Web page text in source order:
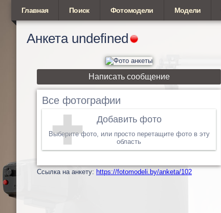
Главная Поиск Фотомодели Модели
Анкета undefined
Написать сообщение
Все фотографии
Добавить фото
Выберите фото, или просто перетащите фото в эту
область
Cсылка на анкету: https://fotomodeli.by/anketa/102